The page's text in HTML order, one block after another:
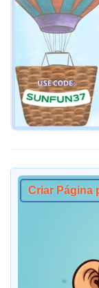
Criar Página